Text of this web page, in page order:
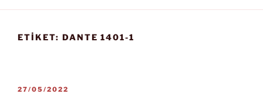
ETIKET: DANTE 1401-1
YAYIM
27/05/2022